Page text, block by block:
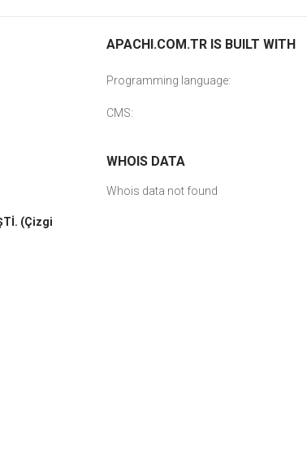
(Çizgi
APACHI.COM.TR IS BUILT WITH
Programming language:
CMS:
WHOIS DATA
Whois data not found